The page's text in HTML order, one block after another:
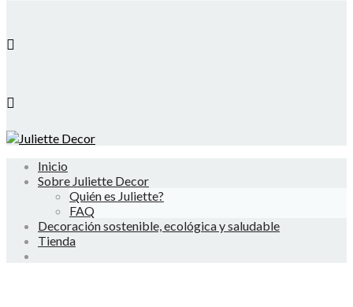
Inicio
Sobre Juliette Decor
Quién es Juliette?
FAQ
Decoración sostenible, ecológica y saludable
Tienda